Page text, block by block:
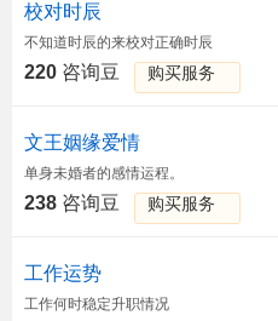
校对时辰
不知道时辰的来校对正确时辰
220 咨询豆 购买服务
文王姻缘爱情
单身未婚者的感情运程。
238 咨询豆 购买服务
工作运势
工作何时稳定升职情况